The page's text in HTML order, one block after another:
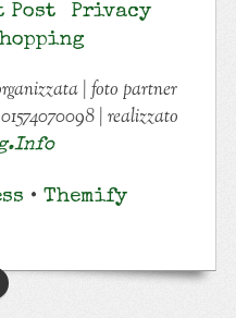
Post
Privacy
| foto partner
| realizzato
• Themify